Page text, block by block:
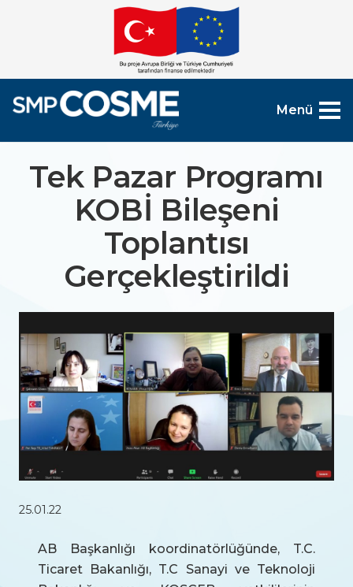
Menü
Tek Pazar Programı
KOBİ Bileşeni
Toplantısı
Gerçekleştirildi
25.01.22
AB Başkanlığı koordinatörlüğünde, T.C.
Ticaret Bakanlığı, T.C Sanayi ve Teknoloji